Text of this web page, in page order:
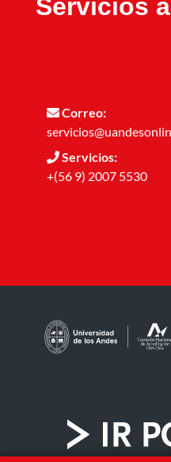
Servicios
Correo:
Servicios:
+(56 9) 2007 5530